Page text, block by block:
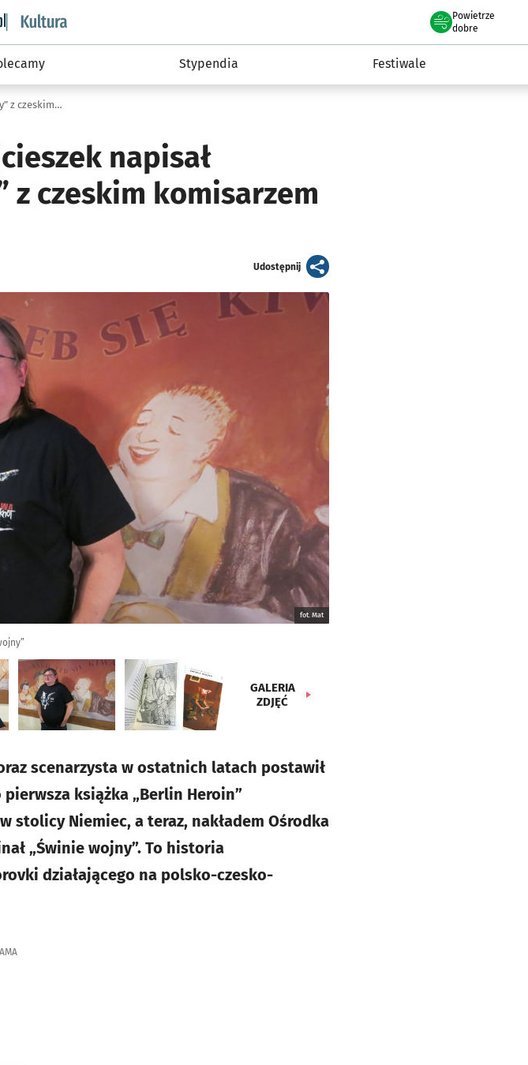
wroclaw.pl podserwis: Kultura
Powietrze
we Wrocławiu
dobre
Stypendia Festiwale
Reżyser Przemysław Wojcieszek napisał kryminał. „Świnie wojny” z czeskim komisarzem Borovką wydał OKiS
napisał
z czeskim komisarzem
Udostępnijartykuł
fot. Mat
GALERIA
ZDJĘĆ
scenarzysta w ostatnich latach postawił
książka „Berlin Heroin”
Niemiec, a teraz, nakładem Ośrodka
„Świnie wojny”. To historia
działającego na polsko-czesko-